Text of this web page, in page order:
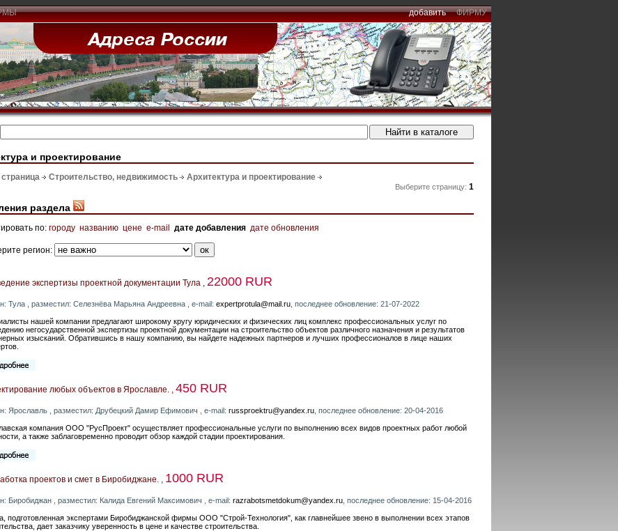
добавить ФИРМУ
и проектирование
Строительство, недвижимость Архитектура и проектирование
Выберите страницу: 1
раздела
по: городу названию цене e-mail дате добавления дате обновления
регион:
экспертизы проектной документации Тула , 22000 RUR
Тула , разместил: Селезнёва Марьяна Андреевна , e-mail: expertprotula@mail.ru , последнее обновление: 21-07-2022
нашей компании предлагают широкому кругу юридических и физических лиц комплекс профессиональных услуг по
негосударственной экспертизы проектной документации на строительство объектов различного назначения и результатов
изысканий. Обратившись в нашу компанию, вы найдете надежных партнеров и лучших профессионалов в лице наших
любых объектов в Ярославле. , 450 RUR
Ярославль , разместил: Друбецкий Дамир Ефимович , e-mail: russproektru@yandex.ru , последнее обновление: 20-04-2016
компания ООО "РусПроект" осуществляет профессиональные услуги по выполнению всех видов проектных работ любой
а также заблаговременно проводит обзор каждой стадии проектирования.
проектов и смет в Биробиджане. , 1000 RUR
Биробиджан , разместил: Калида Евгений Максимович , e-mail: razrabotsmetdokum@yandex.ru , последнее обновление: 15-04-2016
подготовленная экспертами Биробиджанской фирмы ООО "Строй-Технология", как главнейшее звено в выполнении всех этапов
дает заказчику уверенность в цене и качестве строительства.